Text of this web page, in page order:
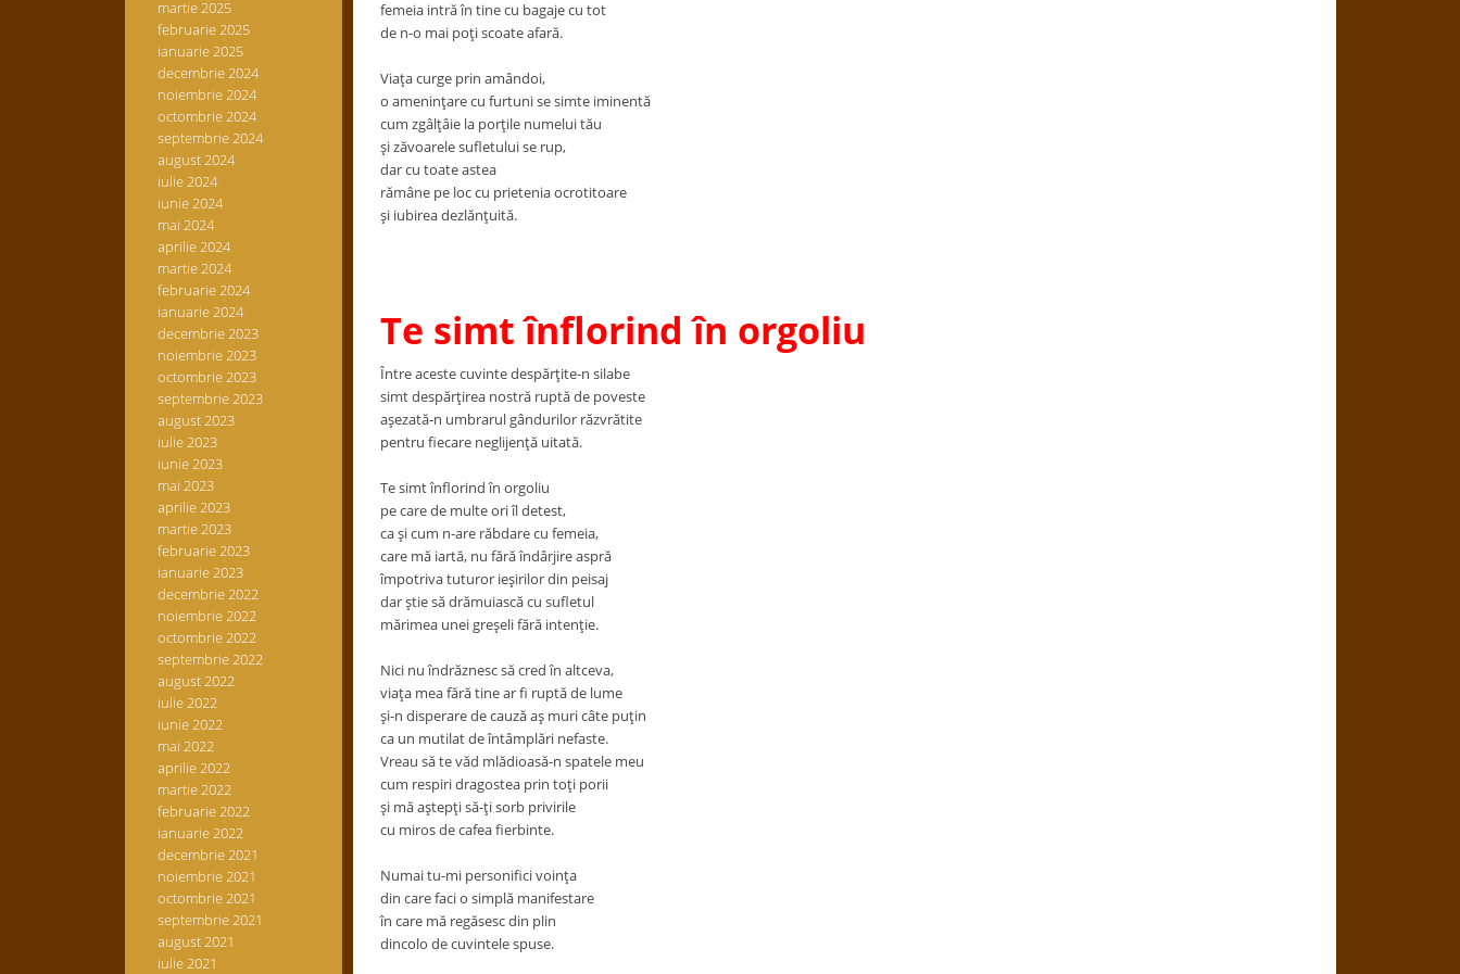
martie 2025
februarie 2025
ianuarie 2025
decembrie 2024
noiembrie 2024
octombrie 2024
septembrie 2024
august 2024
iulie 2024
iunie 2024
mai 2024
aprilie 2024
martie 2024
februarie 2024
ianuarie 2024
decembrie 2023
noiembrie 2023
octombrie 2023
septembrie 2023
august 2023
iulie 2023
iunie 2023
mai 2023
aprilie 2023
martie 2023
februarie 2023
ianuarie 2023
decembrie 2022
noiembrie 2022
octombrie 2022
septembrie 2022
august 2022
iulie 2022
iunie 2022
mai 2022
aprilie 2022
martie 2022
februarie 2022
ianuarie 2022
decembrie 2021
noiembrie 2021
octombrie 2021
septembrie 2021
august 2021
iulie 2021
femeia intră în tine cu bagaje cu tot
de n-o mai poţi scoate afară.
Viaţa curge prin amândoi,
o ameninţare cu furtuni se simte iminentă
cum zgâlţâie la porţile numelui tău
şi zăvoarele sufletului se rup,
dar cu toate astea
rămâne pe loc cu prietenia ocrotitoare
şi iubirea dezlănţuită.
Te simt înflorind în orgoliu
Între aceste cuvinte despărţite-n silabe
simt despărţirea nostră ruptă de poveste
aşezată-n umbrarul gândurilor răzvrătite
pentru fiecare neglijenţă uitată.
Te simt înflorind în orgoliu
pe care de multe ori îl detest,
ca şi cum n-are răbdare cu femeia,
care mă iartă, nu fără îndârjire aspră
împotriva tuturor ieşirilor din peisaj
dar ştie să drămuiască cu sufletul
mărimea unei greşeli fără intenţie.
Nici nu îndrăznesc să cred în altceva,
viaţa mea fără tine ar fi ruptă de lume
şi-n disperare de cauză aş muri câte puţin
ca un mutilat de întâmplări nefaste.
Vreau să te văd mlădioasă-n spatele meu
cum respiri dragostea prin toţi porii
şi mă aştepţi să-ţi sorb privirile
cu miros de cafea fierbinte.
Numai tu-mi personifici voinţa
din care faci o simplă manifestare
în care mă regăsesc din plin
dincolo de cuvintele spuse.